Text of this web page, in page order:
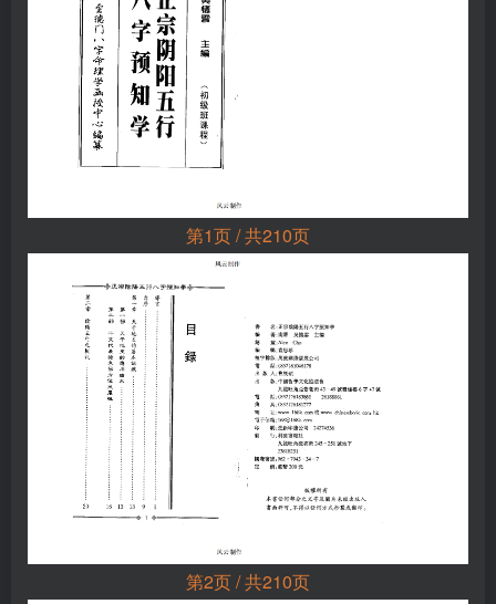
第1页 / 共210页
第2页 / 共210页